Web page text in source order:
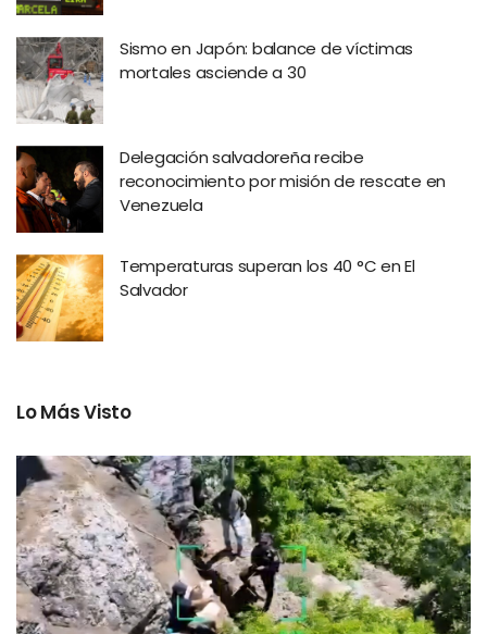
Sismo en Japón: balance de víctimas
mortales asciende a 30
Delegación salvadoreña recibe
reconocimiento por misión de rescate en
Venezuela
Temperaturas superan los 40 °C en El
Salvador
Lo Más Visto